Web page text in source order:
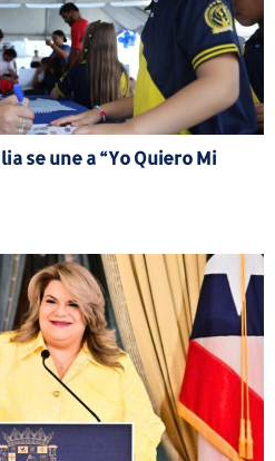
se une a “Yo Quiero Mi